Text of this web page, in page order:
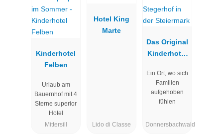
Kinderhotel
Felben
Urlaub am
Bauernhof mit 4
Sterne superior
Hotel
Mittersill
Hotel King
Marte
Lido di Classe
Das Original
Kinderhotel
der
Steiermark
Ein Ort, wo sich
Familien
aufgehoben
fühlen
Donnersbachwald